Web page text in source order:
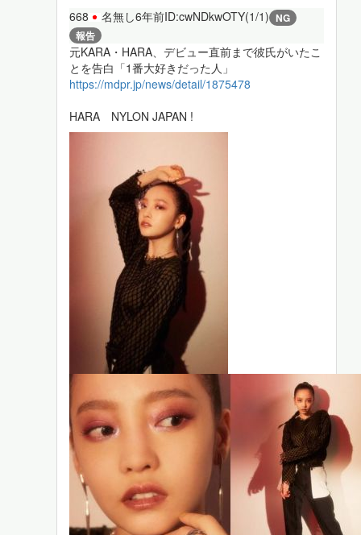
668 名無し6年前ID:cwNDkwOTY(1/1) NG
報告
元KARA・HARA、デビュー直前まで彼氏がいたこ
とを告白「1番大好きだった人」
https://mdpr.jp/news/detail/1875478
HARA NYLON JAPAN !